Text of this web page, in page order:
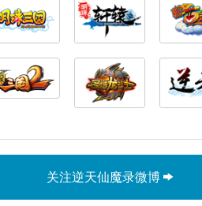
关注逆天仙魔录微博